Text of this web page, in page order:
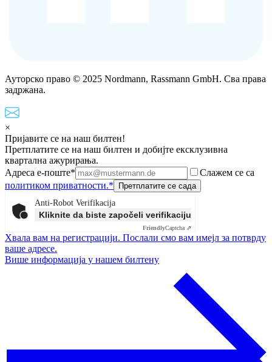
Ауторско право © 2025 Nordmann, Rassmann GmbH. Сва права
задржана.
×
Пријавите се на наш билтен!
Претплатите се на наш билтен и добијте ексклузивна
квартална ажурирања.
Адреса е-поште*
Слажем се са
политиком приватности.*
Anti-Robot Verifikacija
Kliknite da biste započeli verifikaciju
FriendlyCaptcha ⇗
Хвала вам на регистрацији. Послали смо вам имејл за потврду
ваше адресе.
Више информација у нашем билтену